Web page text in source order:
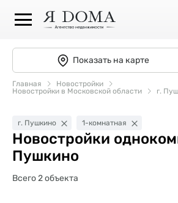
Показать на карте
Главная
Новостройки
Новостройки в Московской области
г.
г. Пушкино 1-комнатная
Новостройки
Пушкино
Всего 2 объекта